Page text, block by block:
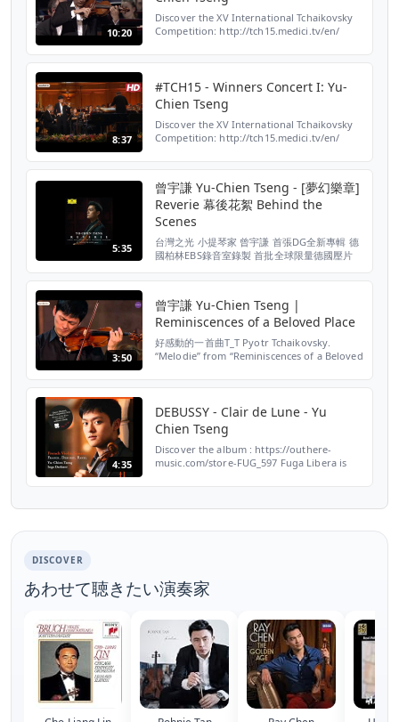
10:20
Discover the XV International Tchaikovsky
Competition: http://tch15.medici.tv/en/
8:37
#TCH15 - Winners Concert I: Yu-
Chien Tseng
Discover the XV International Tchaikovsky
Competition: http://tch15.medici.tv/en/
5:35
曾宇謙 Yu-Chien Tseng - [夢幻樂章]
Reverie 幕後花絮 Behind the
Scenes
台灣之光 小提琴家 曾宇謙 首張DG全新專輯 德
國柏林EBS錄音室錄製 首批全球限量德國壓片
"Devil's Trill" (arr. Fritz Kreisl...
3:50
曾宇謙 Yu-Chien Tseng |
Reminiscences of a Beloved Place
好感動的一首曲T_T Pyotr Tchaikovsky.
“Melodie” from “Reminiscences of a Beloved
4:35
DEBUSSY - Clair de Lune - Yu
Chien Tseng
Discover the album : https://outhere-
music.com/store-FUG_597 Fuga Libera is
DISCOVER
あわせて聴きたい演奏家